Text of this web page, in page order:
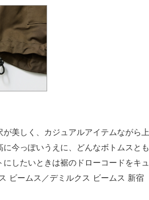
美しく、カジュアルアイテムながら上
今っぽいうえに、どんなボトムスとも
したいときは裾のドローコードをキュ
ビームス／デミルクス ビームス 新宿